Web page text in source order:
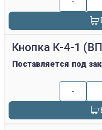
Кнопка К-4-1
Поставляется под
-